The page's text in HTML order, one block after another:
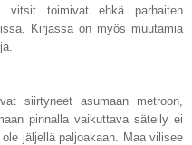
vitsit toimivat ehkä parhaiten
Kirjassa on myös muutamia
siirtyneet asumaan metroon,
pinnalla vaikuttava säteily ei
jäljellä paljoakaan. Maa vilisee